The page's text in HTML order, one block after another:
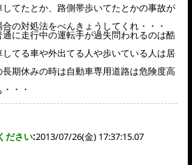
てたとか、路側帯歩いてたとかの事故が
の対処法をべんきょうしてくれ・・・
に走行中の運転手が過失問われるのは酷
てる車や外出てる人や歩いている人は居
期休みの時は自動車専用道路は危険度高
・・
ださい:2013/07/26(金) 17:37:15.07